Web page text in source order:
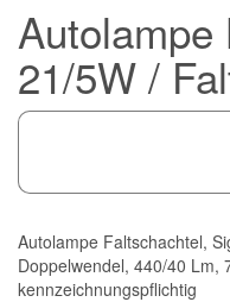
Autolampe
21/5W /
Autolampe Faltschachtel,
Doppelwendel, 440/40 Lm,
kennzeichnungspflichtig